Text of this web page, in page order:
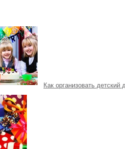
Как организовать детский